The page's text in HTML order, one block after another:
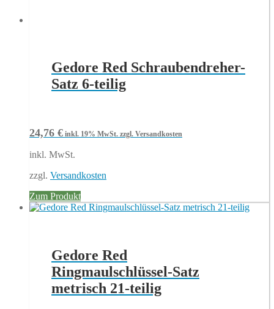
Gedore Red Schraubendreher-
Satz 6-teilig
24,76 € inkl. 19% MwSt. zzgl. Versandkosten
inkl. MwSt.
zzgl. Versandkosten
Zum Produkt
Gedore Red
Ringmaulschlüssel-Satz
metrisch 21-teilig